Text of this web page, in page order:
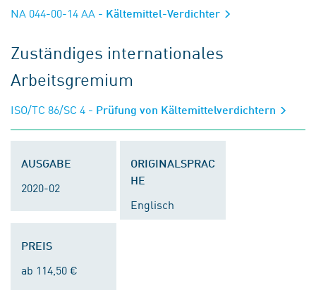
NA 044-00-14 AA - Kältemittel-Verdichter
Zuständiges internationales
Arbeitsgremium
ISO/TC 86/SC 4 - Prüfung von Kältemittelverdichtern
AUSGABE
2020-02
ORIGINALSPRAC
HE
Englisch
PREIS
ab 114,50 €